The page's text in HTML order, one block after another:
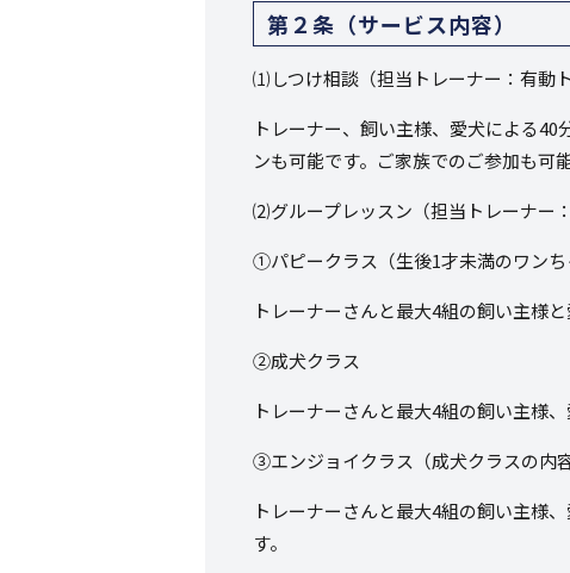
第２条（サービス内容）
⑴しつけ相談（担当トレーナー：有動ト
トレーナー、飼い主様、愛犬による40
ンも可能です。ご家族でのご参加も可能
⑵グループレッスン（担当トレーナー
①パピークラス（生後1才未満のワンち
トレーナーさんと最大4組の飼い主様
②成犬クラス
トレーナーさんと最大4組の飼い主様
③エンジョイクラス（成犬クラスの内
トレーナーさんと最大4組の飼い主様
す。